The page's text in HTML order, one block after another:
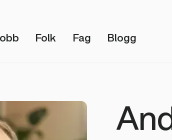
Folk Fag Blogg